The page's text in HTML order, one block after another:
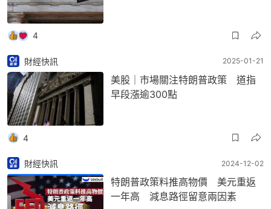
4
財經快訊 2025-01-21
美股｜市場關注特朗普政策 道指
早段漲逾300點
4
財經快訊 2024-12-02
特朗普政策料推高物價 美元重返
一年高 減息路徑留意兩因素